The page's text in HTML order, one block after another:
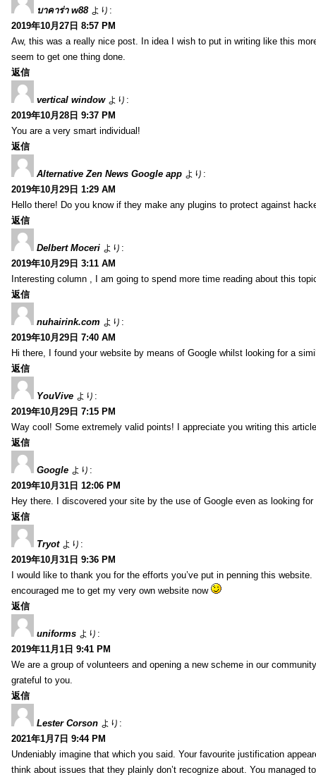
บาคาร่า w88 より:
2019年10月27日 8:57 PM
Aw, this was a really nice post. In idea I wish to put in writing like this
seem to get one thing done.
返信
vertical window より:
2019年10月28日 9:37 PM
You are a very smart individual!
返信
Alternative Zen News Google app より:
2019年10月29日 1:29 AM
Hello there! Do you know if they make any plugins to protect against
返信
Delbert Moceri より:
2019年10月29日 3:11 AM
Interesting column , I am going to spend more time reading about this
返信
nuhairink.com より:
2019年10月29日 7:40 AM
Hi there, I found your website by means of Google whilst looking for a
返信
YouVive より:
2019年10月29日 7:15 PM
Way cool! Some extremely valid points! I appreciate you writing this
返信
Google より:
2019年10月31日 12:06 PM
Hey there. I discovered your site by the use of Google even as looking
返信
Tryot より:
2019年10月31日 9:36 PM
I would like to thank you for the efforts you’ve put in penning this
encouraged me to get my very own website now
返信
uniforms より:
2019年11月1日 9:41 PM
We are a group of volunteers and opening a new scheme in our
grateful to you.
返信
Lester Corson より:
2021年1月7日 9:44 PM
Undeniably imagine that which you said. Your favourite justification
think about issues that they plainly don’t recognize about. You